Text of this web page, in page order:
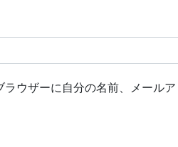
ウザーに自分の名前、メールア